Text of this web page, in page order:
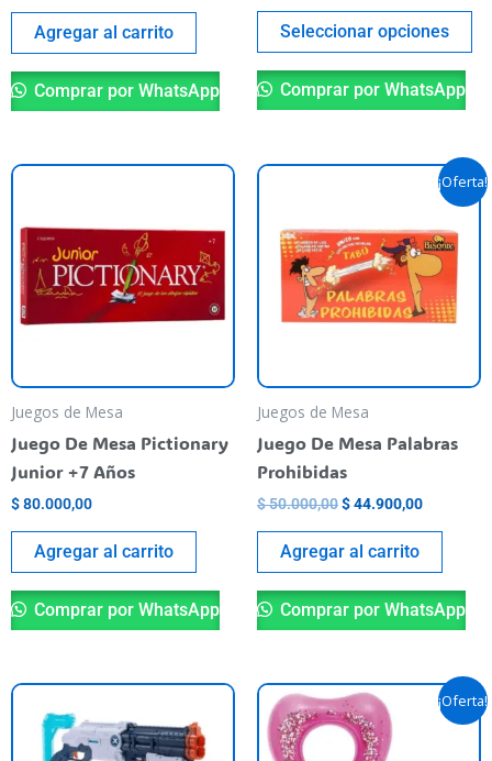
Agregar al carrito
Comprar por WhatsApp
Seleccionar opciones
Comprar por WhatsApp
Juegos de Mesa
Juego De Mesa Pictionary
Junior +7 Años
$80.000,00
Agregar al carrito
Comprar por WhatsApp
¡Oferta!
Juegos de Mesa
Juego De Mesa Palabras
Prohibidas
$50.000,00
Original
$ 50.000,00.
$44.900,00
Current
price
$
Agregar al carrito
Comprar por WhatsApp
¡Oferta!
Original
price
was:
$ 32.900,00.
Current
price